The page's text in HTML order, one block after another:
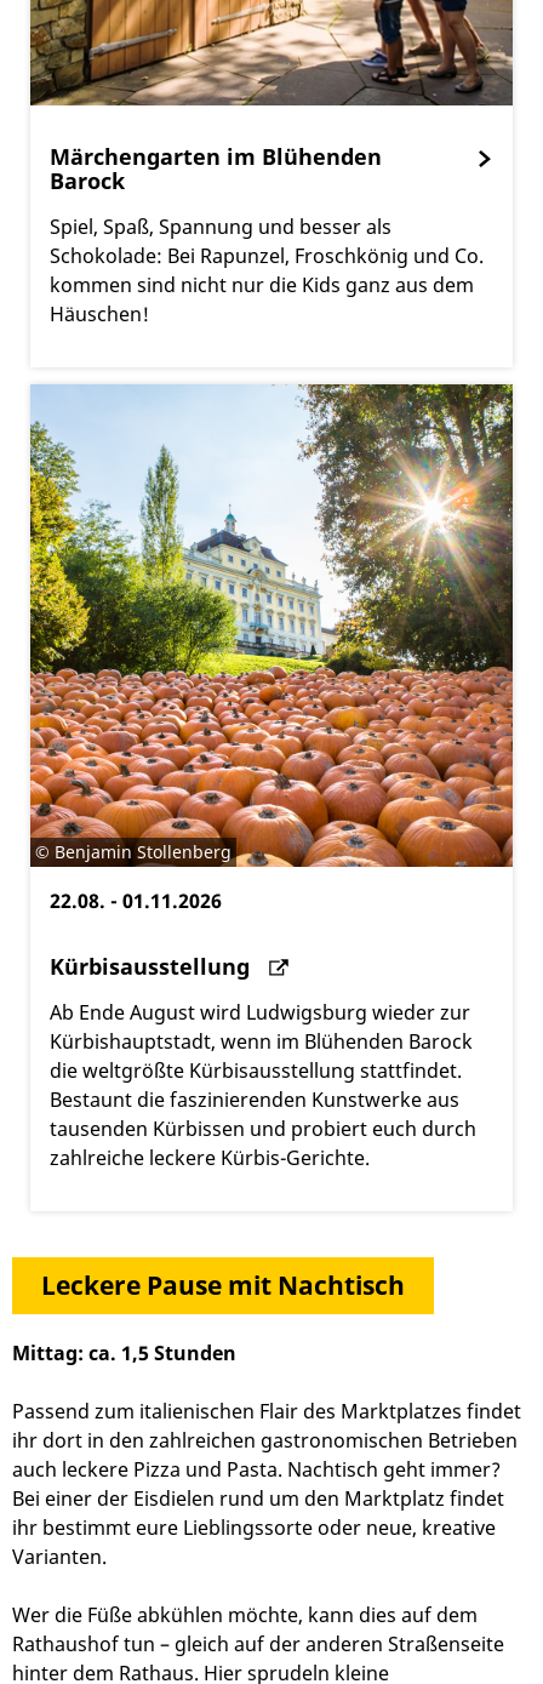
Märchengarten im Blühenden
Barock
Spiel, Spaß, Spannung und besser als
Schokolade: Bei Rapunzel, Froschkönig und Co.
kommen sind nicht nur die Kids ganz aus dem
Häuschen!
© Benjamin Stollenberg
22.08. - 01.11.2026
Kürbisausstellung
Ab Ende August wird Ludwigsburg wieder zur
Kürbishauptstadt, wenn im Blühenden Barock
die weltgrößte Kürbisausstellung stattfindet.
Bestaunt die faszinierenden Kunstwerke aus
tausenden Kürbissen und probiert euch durch
zahlreiche leckere Kürbis-Gerichte.
Leckere Pause mit Nachtisch
Mittag: ca. 1,5 Stunden
Passend zum italienischen Flair des Marktplatzes findet
ihr dort in den zahlreichen gastronomischen Betrieben
auch leckere Pizza und Pasta. Nachtisch geht immer?
Bei einer der Eisdielen rund um den Marktplatz findet
ihr bestimmt eure Lieblingssorte oder neue, kreative
Varianten.
Wer die Füße abkühlen möchte, kann dies auf dem
Rathaushof tun – gleich auf der anderen Straßenseite
hinter dem Rathaus. Hier sprudeln kleine